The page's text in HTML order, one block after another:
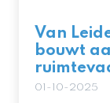
Van
bouwt
01-10-2025